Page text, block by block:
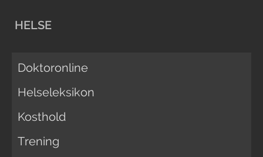
HELSE
Doktoronline
Helseleksikon
Kosthold
Trening